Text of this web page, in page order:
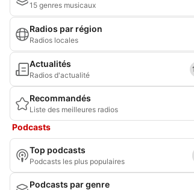
15 genres musicaux
Radios par région
Radios locales
Actualités
Radios d'actualité
Recommandés
Liste des meilleures radios
Podcasts
Top podcasts
Podcasts les plus populaires
Podcasts par genre